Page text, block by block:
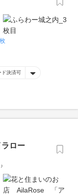
ド決済可
ロー